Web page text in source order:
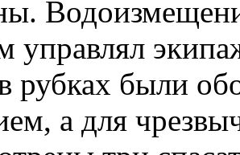
управлял
рубках были
а для